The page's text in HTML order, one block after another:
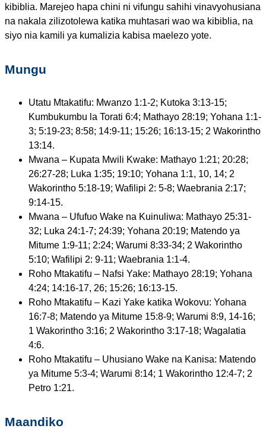
kibiblia. Marejeo hapa chini ni vifungu sahihi vinavyohusiana
na nakala zilizotolewa katika muhtasari wao wa kibiblia, na
siyo nia kamili ya kumalizia kabisa maelezo yote.
Mungu
Utatu Mtakatifu: Mwanzo 1:1-2; Kutoka 3:13-15;
Kumbukumbu la Torati 6:4; Mathayo 28:19; Yohana 1:1-
3; 5:19-23; 8:58; 14:9-11; 15:26; 16:13-15; 2 Wakorintho
13:14.
Mwana – Kupata Mwili Kwake: Mathayo 1:21; 20:28;
26:27-28; Luka 1:35; 19:10; Yohana 1:1, 10, 14; 2
Wakorintho 5:18-19; Wafilipi 2: 5-8; Waebrania 2:17;
9:14-15.
Mwana – Ufufuo Wake na Kuinuliwa: Mathayo 25:31-
32; Luka 24:1-7; 24:39; Yohana 20:19; Matendo ya
Mitume 1:9-11; 2:24; Warumi 8:33-34; 2 Wakorintho
5:10; Wafilipi 2: 9-11; Waebrania 1:1-4.
Roho Mtakatifu – Nafsi Yake: Mathayo 28:19; Yohana
4:24; 14:16-17, 26; 15:26; 16:13-15.
Roho Mtakatifu – Kazi Yake katika Wokovu: Yohana
16:7-8; Matendo ya Mitume 15:8-9; Warumi 8:9, 14-16;
1 Wakorintho 3:16; 2 Wakorintho 3:17-18; Wagalatia
4:6.
Roho Mtakatifu – Uhusiano Wake na Kanisa: Matendo
ya Mitume 5:3-4; Warumi 8:14; 1 Wakorintho 12:4-7; 2
Petro 1:21.
Maandiko